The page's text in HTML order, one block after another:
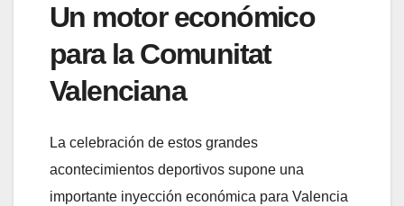
Un motor económico
para la Comunitat
Valenciana
La celebración de estos grandes
acontecimientos deportivos supone una
importante inyección económica para Valencia